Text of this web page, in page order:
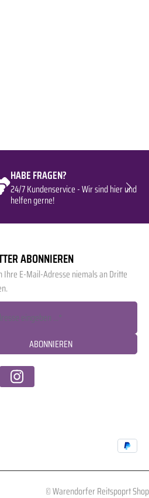
HABE FRAGEN?
24/7 Kundenservice - Wir sind hier und
helfen gerne!
ABONNIEREN
Ihre E-Mail-Adresse niemals an Dritte
ABONNIEREN
© Warendorfer Reitspoprt Shop